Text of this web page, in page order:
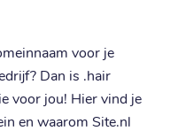
voor je
Dan is .hair
voor jou! Hier vind je
en waarom Site.nl